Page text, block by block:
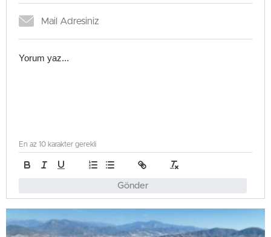
Gönder
En az 10 karakter gerekli